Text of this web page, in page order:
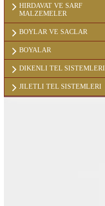
HIRDAVAT VE SARF
MALZEMELER
BOYLAR VE SACLAR
BOYALAR
DIKENLI TEL SISTEMLERI
JILETLI TEL SISTEMLERI